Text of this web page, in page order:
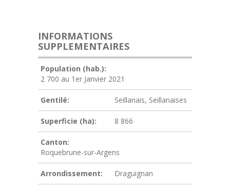
INFORMATIONS
SUPPLEMENTAIRES
Population (hab.):
2 700 au 1er Janvier 2021
Gentilé: Seillanais, Seillanaises
Superficie (ha): 8 866
Canton:
Roquebrune-sur-Argens
Arrondissement: Draguignan